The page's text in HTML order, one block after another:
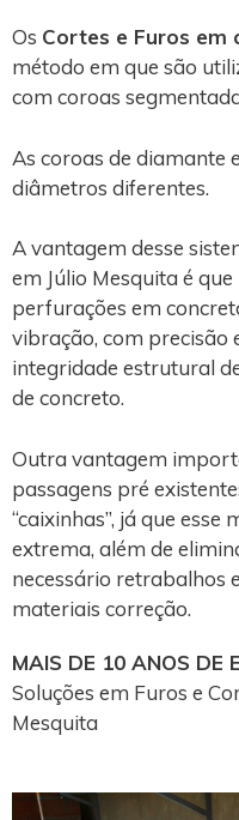
Os Cortes e Furos em
método em que são
com coroas
As coroas de diamante
diâmetros diferentes.
A vantagem desse
em Júlio Mesquita é
perfurações em
vibração, com precisão
integridade estrutural
de concreto.
Outra vantagem
passagens pré
“caixinhas”, já que
extrema, além de
necessário retrabalhos
materiais correção.
MAIS DE 10 ANOS DE
Soluções em Furos e
Mesquita